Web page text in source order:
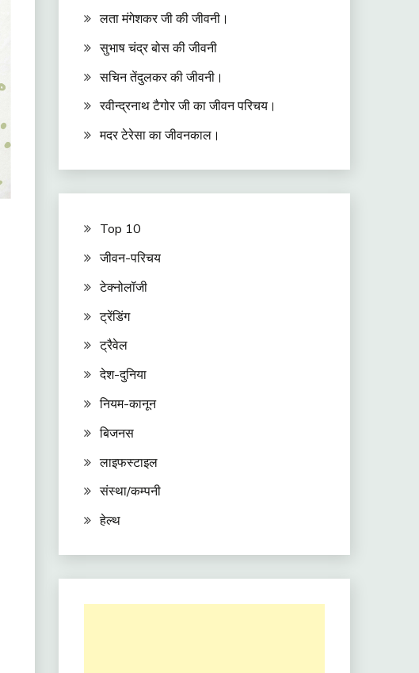
लता मंगेशकर जी की जीवनी।
सुभाष चंद्र बोस की जीवनी
सचिन तेंदुलकर की जीवनी।
रवीन्द्रनाथ टैगोर जी का जीवन परिचय।
मदर टेरेसा का जीवनकाल।
Top 10
जीवन-परिचय
टेक्नोलॉजी
ट्रेंडिंग
ट्रैवेल
देश-दुनिया
नियम-कानून
बिजनस
लाइफस्टाइल
संस्था/कम्पनी
हेल्थ